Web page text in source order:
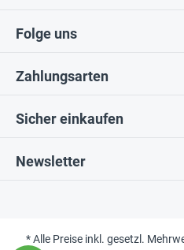
Folge uns
Sicher einkaufen
Newsletter
Zahlungsarten
* Alle Preise inkl. gesetzl.